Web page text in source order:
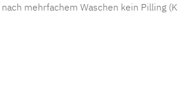
mehrfachem Waschen kein Pilling